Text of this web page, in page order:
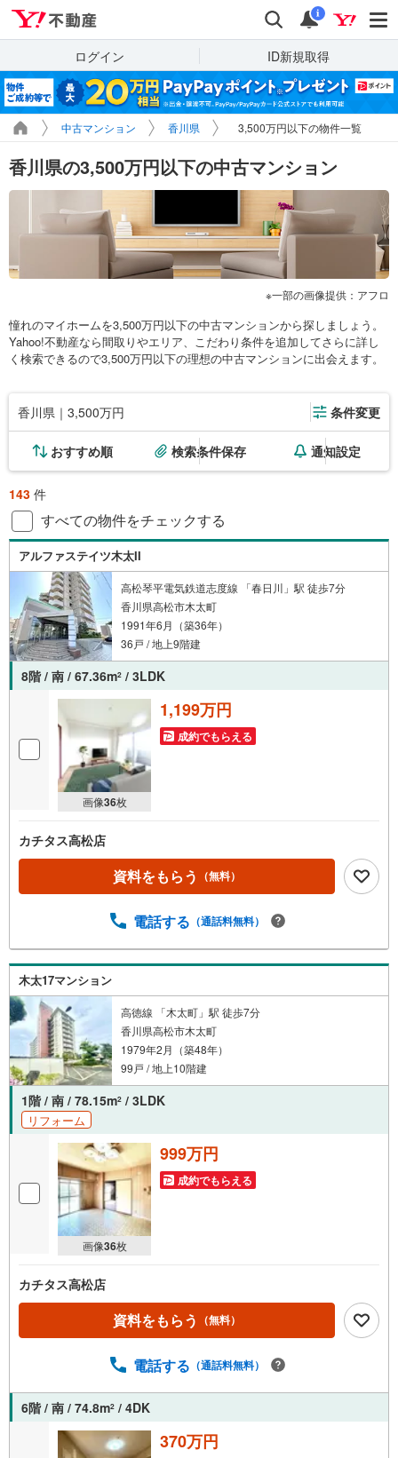
検索 通知
i
ログイン ID新規取得
中古マンション 香川県 3,500万円以下の物件一覧
香川県の3,500万円以下の中古マンション
一部の画像提供：アフロ
憧れのマイホームを3,500万円以下の中古マンションから探しましょう。
Yahoo!不動産なら間取りやエリア、こだわり条件を追加してさらに詳し
く検索できるので3,500万円以下の理想の中古マンションに出会えます。
香川県｜3,500万円 条件変更
おすすめ順 検索条件保存 通知設定
143 件
すべての物件をチェックする
アルファステイツ木太II
高松琴平電気鉄道志度線 「春日川」駅 徒歩7分
香川県高松市木太町
1991年6月（築36年）
36戸 / 地上9階建
8階 / 南 / 67.36m2 / 3LDK
画像36枚
1,199万円
成約でもらえる
カチタス高松店
資料をもらう （無料）
電話する （通話料無料）
木太17マンション
高徳線 「木太町」駅 徒歩7分
香川県高松市木太町
1979年2月（築48年）
99戸 / 地上10階建
1階 / 南 / 78.15m2 / 3LDK
リフォーム
画像36枚
999万円
成約でもらえる
カチタス高松店
資料をもらう （無料）
電話する （通話料無料）
6階 / 南 / 74.8m2 / 4DK
370万円